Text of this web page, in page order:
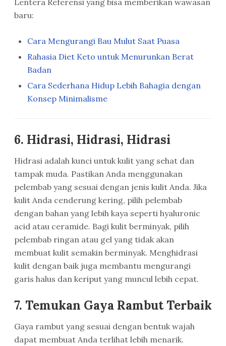
Lentera Referensi yang bisa memberikan wawasan
baru:
Cara Mengurangi Bau Mulut Saat Puasa
Rahasia Diet Keto untuk Menurunkan Berat
Badan
Cara Sederhana Hidup Lebih Bahagia dengan
Konsep Minimalisme
6. Hidrasi, Hidrasi, Hidrasi
Hidrasi adalah kunci untuk kulit yang sehat dan
tampak muda. Pastikan Anda menggunakan
pelembab yang sesuai dengan jenis kulit Anda. Jika
kulit Anda cenderung kering, pilih pelembab
dengan bahan yang lebih kaya seperti hyaluronic
acid atau ceramide. Bagi kulit berminyak, pilih
pelembab ringan atau gel yang tidak akan
membuat kulit semakin berminyak. Menghidrasi
kulit dengan baik juga membantu mengurangi
garis halus dan keriput yang muncul lebih cepat.
7. Temukan Gaya Rambut Terbaik
Gaya rambut yang sesuai dengan bentuk wajah
dapat membuat Anda terlihat lebih menarik.